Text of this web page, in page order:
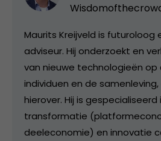
Maurits Kreijveld is futuroloog
adviseur. Hij onderzoekt en
van nieuwe technologieën op
individuen en de
hierover. Hij is
transformatie
deeleconomie) en innovatie